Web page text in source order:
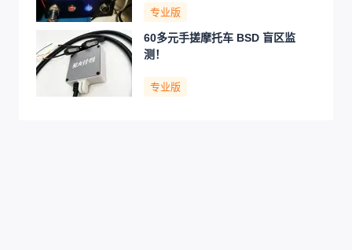
专业版
60多元手搓摩托车 BSD 盲区监
测！
专业版